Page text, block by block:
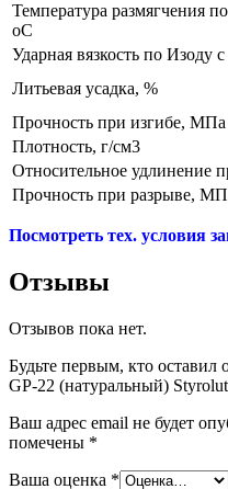
Температура размягчения
оС
Ударная вязкость по Изоду
Литьевая усадка, %
Прочность при изгибе, МПа
Плотность, г/см3
Относительное удлинение
Прочность при разрыве,
Посмотреть тех. условия
Отзывы
Отзывов пока нет.
Будьте первым, кто оставил
GP-22 (натуральный)
Ваш адрес email не будет
помечены *
Ваша оценка *